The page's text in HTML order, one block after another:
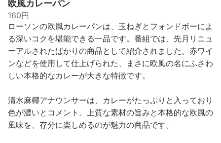
欧風カレーパン
160円
ローソンの欧風カレーパンは、玉ねぎとフォンドボーによ
る深いコクを堪能できる一品です。番組では、先月リニュ
ーアルされたばかりの商品として紹介されました。赤ワイ
ンなどを使用して仕上げられた、まさに欧風の名にふさわ
しい本格的なカレーが大きな特徴です。
清水麻椰アナウンサーは、カレーがたっぷりと入っており
色が濃いとコメント。上質な素材の旨みと本格的な欧風の
風味を、存分に楽しめるのが魅力の商品です。